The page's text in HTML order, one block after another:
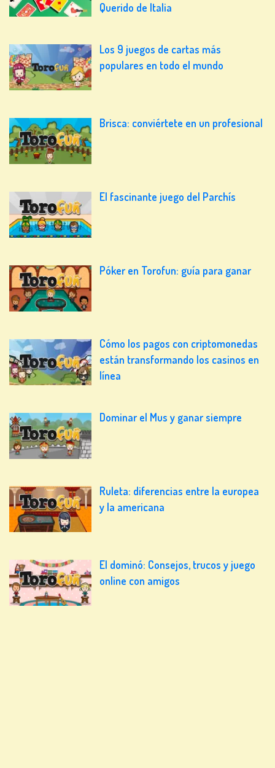
Querido de Italia
Los 9 juegos de cartas más
populares en todo el mundo
Brisca: conviértete en un profesional
El fascinante juego del Parchís
Póker en Torofun: guía para ganar
Cómo los pagos con criptomonedas
están transformando los casinos en
línea
Dominar el Mus y ganar siempre
Ruleta: diferencias entre la europea
y la americana
El dominó: Consejos, trucos y juego
online con amigos